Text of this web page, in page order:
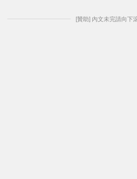
[贊助] 內文未完請向下